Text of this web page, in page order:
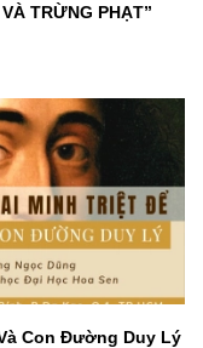
TRỪNG PHẠT”
Con Đường Duy Lý